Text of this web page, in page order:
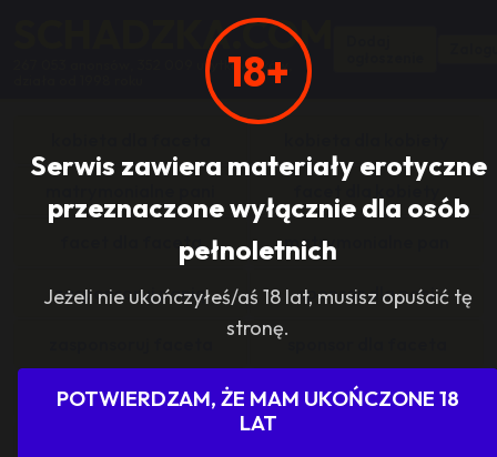
18+
Serwis zawiera materiały erotyczne
przeznaczone wyłącznie dla osób
pełnoletnich
Jeżeli nie ukończyłeś/aś 18 lat, musisz opuścić tę
stronę.
POTWIERDZAM, ŻE MAM UKOŃCZONE 18
LAT
SCHADZKA.COM
267 053 anonsów, 352 009 użytkowników,
facet dla faceta matrymonialne pan
zasponsoruj panią sponsor dla pani
sponsoring grupy agencje towarzyskie